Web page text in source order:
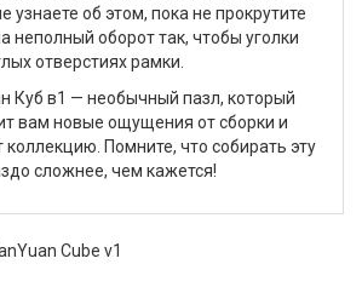
узнаете об этом, пока не прокрутите
неполный оборот так, чтобы уголки
отверстиях рамки.
Куб в1 — необычный пазл, который
вам новые ощущения от сборки и
коллекцию. Помните, что собирать эту
сложнее, чем кажется!
Cube v1